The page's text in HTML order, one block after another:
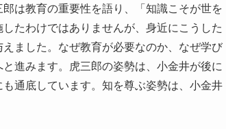
は教育の重要性を語り、「知識こそが世を
たわけではありませんが、身近にこうした
ました。なぜ教育が必要なのか、なぜ学び
進みます。虎三郎の姿勢は、小金井が後に
通底しています。知を尊ぶ姿勢は、小金井